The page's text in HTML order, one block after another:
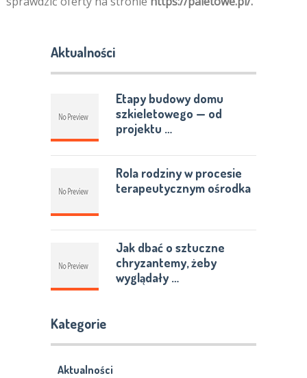
Aktualności
Etapy budowy domu
szkieletowego — od
projektu …
Rola rodziny w procesie
terapeutycznym ośrodka
Jak dbać o sztuczne
chryzantemy, żeby
wyglądały …
Kategorie
Aktualności